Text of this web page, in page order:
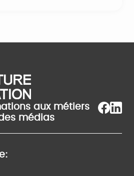
aux métiers
médias